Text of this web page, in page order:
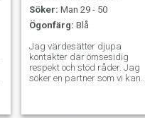
Söker: Man 29 - 50
Ögonfärg: Blå
Jag värdesätter djupa
kontakter där ömsesidig
respekt och stöd råder. Jag
söker en partner som vi kan